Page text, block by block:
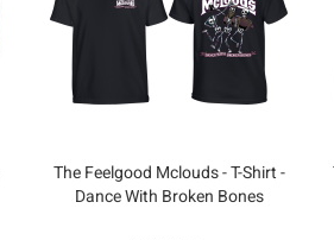
The Feelgood Mclouds - T-Shirt -
Dance With Broken Bones